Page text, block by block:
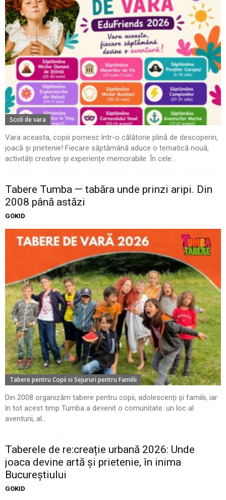
Scoli de vara
Vara aceasta, copiii pornesc într-o călătorie plină de descoperiri,
joacă și prietenie! Fiecare săptămână aduce o tematică nouă,
activități creative și experiențe memorabile. În cele...
Tabere Tumba — tabăra unde prinzi aripi. Din
2008 până astăzi
GOKID
Tabere pentru Copii si Sejururi pentru Familii
Din 2008 organizăm tabere pentru copii, adolescenți și familii, iar
în tot acest timp Tumba a devenit o comunitate: un loc al
aventurii, al...
Taberele de re:creație urbană 2026: Unde
joaca devine artă și prietenie, în inima
Bucureștiului
GOKID